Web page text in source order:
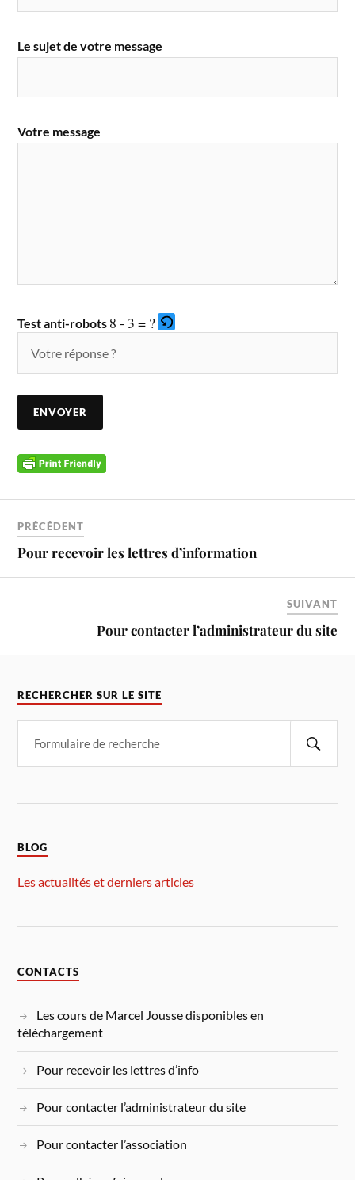
Le sujet de votre message
Votre message
Test anti-robots 8 - 3 = ?
PRÉCÉDENT
Pour recevoir les lettres d’information
SUIVANT
Pour contacter l’administrateur du site
RECHERCHER SUR LE SITE
BLOG
Les actualités et derniers articles
CONTACTS
Les cours de Marcel Jousse disponibles en
téléchargement
Pour recevoir les lettres d’info
Pour contacter l’administrateur du site
Pour contacter l’association